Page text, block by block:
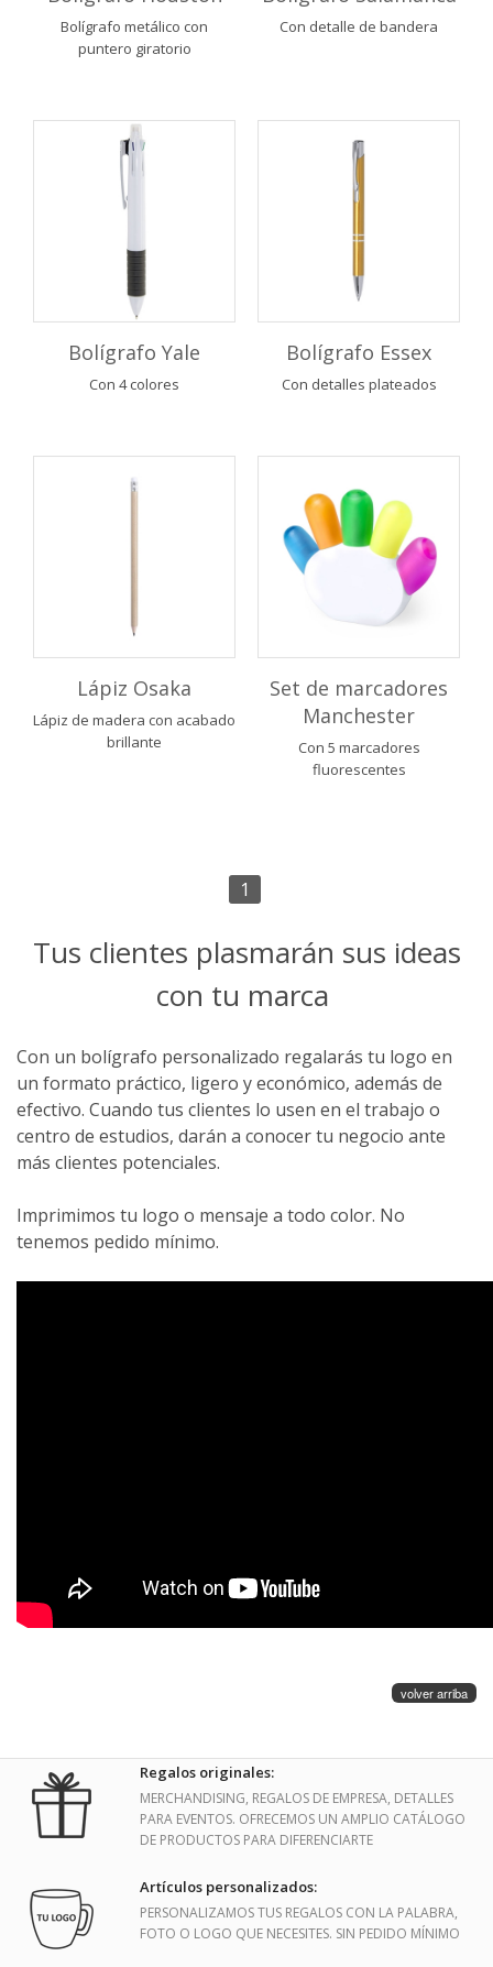
Bolígrafo metálico con
puntero giratorio
Con detalle de bandera
Bolígrafo Yale
Con 4 colores
Bolígrafo Essex
Con detalles plateados
Lápiz Osaka
Lápiz de madera con acabado
brillante
Set de marcadores
Manchester
Con 5 marcadores
fluorescentes
1
Tus clientes plasmarán sus ideas
con tu marca
Con un bolígrafo personalizado regalarás tu logo en
un formato práctico, ligero y económico, además de
efectivo. Cuando tus clientes lo usen en el trabajo o
centro de estudios, darán a conocer tu negocio ante
más clientes potenciales.
Imprimimos tu logo o mensaje a todo color. No
tenemos pedido mínimo.
volver arriba
Regalos originales:
MERCHANDISING, REGALOS DE EMPRESA, DETALLES
PARA EVENTOS. OFRECEMOS UN AMPLIO CATÁLOGO
DE PRODUCTOS PARA DIFERENCIARTE
Artículos personalizados:
PERSONALIZAMOS TUS REGALOS CON LA PALABRA,
FOTO O LOGO QUE NECESITES. SIN PEDIDO MÍNIMO